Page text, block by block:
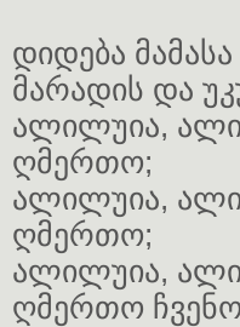
დიდება
მარადის და
ალილუია,
ღმერთო;
ალილუია,
ღმერთო;
ალილუია,
ღმერთო